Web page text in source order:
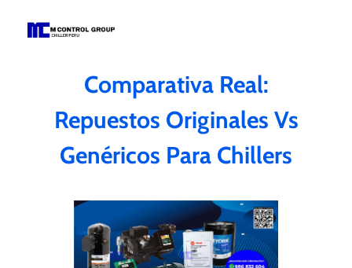
Comparativa Real:
Repuestos Originales Vs
Genéricos Para Chillers